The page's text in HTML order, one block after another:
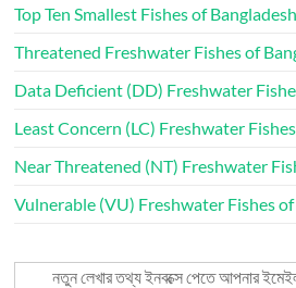
Top Ten Smallest Fishes of Bangladesh
Threatened Freshwater Fishes of
Data Deficient (DD) Freshwater
Least Concern (LC) Freshwater
Near Threatened (NT) Freshwater
Vulnerable (VU) Freshwater Fishes
নতুন লেখার তথ্য ইনবক্সে পেতে আপনার